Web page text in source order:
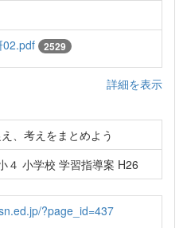
02.pdf 2529
詳細を表示
、考えをまとめよう
４ 小学校 学習指導案 H26
?page_id=437